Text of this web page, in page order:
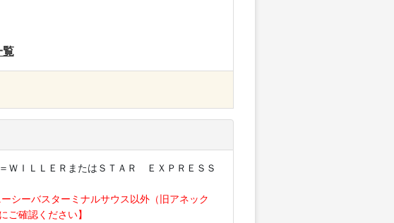
覧
ＷＩＬＬＥＲまたはＳＴＡＲ ＥＸＰＲＥＳＳ
シーバスターミナルサウス以外（旧アネック
ご確認ください】